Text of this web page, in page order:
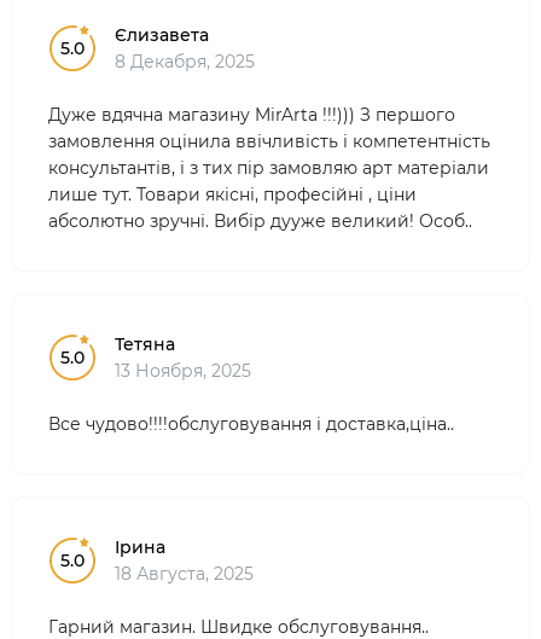
5.0
Єлизавета
8 Декабря, 2025
Дуже вдячна магазину MirArta !!!))) З першого
замовлення оцінила ввічливість і компетентність
консультантів, і з тих пір замовляю арт матеріали
лише тут. Товари якісні, професійні , ціни
абсолютно зручні. Вибір дууже великий! Особ..
5.0
Тетяна
13 Ноября, 2025
Все чудово!!!!обслуговування і доставка,ціна..
5.0
Ірина
18 Августа, 2025
Гарний магазин. Швидке обслуговування..